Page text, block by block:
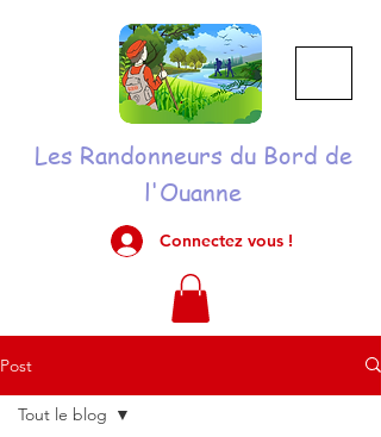
Les Randonneurs du Bord de
l'Ouanne
Connectez vous !
Post
Tout le blog